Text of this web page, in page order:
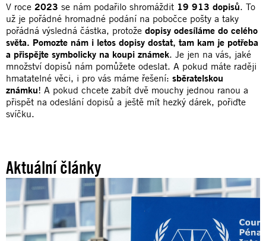
V roce 2023 se nám podařilo shromáždit 19 913 dopisů. To
už je pořádné hromadné podání na pobočce pošty a taky
pořádná výsledná částka, protože dopisy odesíláme do celého
světa. Pomozte nám i letos dopisy dostat, tam kam je potřeba
a přispějte symbolicky na koupi známek. Je jen na vás, jaké
množství dopisů nám pomůžete odeslat. A pokud máte raději
hmatatelné věci, i pro vás máme řešení: sběratelskou
známku! A pokud chcete zabít dvě mouchy jednou ranou a
přispět na odeslání dopisů a ještě mít hezký dárek, pořiďte
svíčku.
Aktuální články